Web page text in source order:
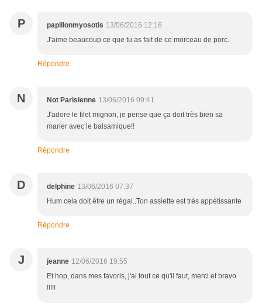
P papillonmyosotis 13/06/2016 12:16
J'aime beaucoup ce que tu as fait de ce morceau de porc.
Répondre
N Not Parisienne 13/06/2016 09:41
J'adore le filet mignon, je pense que ça doit très bien sa
marier avec le balsamique!!
Répondre
D delphine 13/06/2016 07:37
Hum cela doit être un régal..Ton assiette est très appétissante
Répondre
J jeanne 12/06/2016 19:55
Et hop, dans mes favoris, j'ai tout ce qu'il faut, merci et bravo
!!!!!